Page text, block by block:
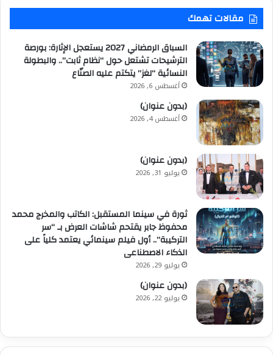
مقالات تهمك
السباق الرمضاني 2027 يستعجل الإثارة: بورصة
الترشيحات تشتعل حول “نظام ثابت”.. والبطولة
النسائية “لغز” يتكتم عليه الصنّاع
أغسطس 6, 2026
(بدون عنوان)
أغسطس 4, 2026
(بدون عنوان)
يوليو 31, 2026
ثورة في سينما المستقبل: الكاتب والمخرج محمد
محفوظ جابر يقتحم شاشات العرض بـ “سر
التركيبة”.. أول فيلم سينمائي يعتمد كلياً على
الذكاء الاصطناعى
يوليو 29, 2026
(بدون عنوان)
يوليو 22, 2026